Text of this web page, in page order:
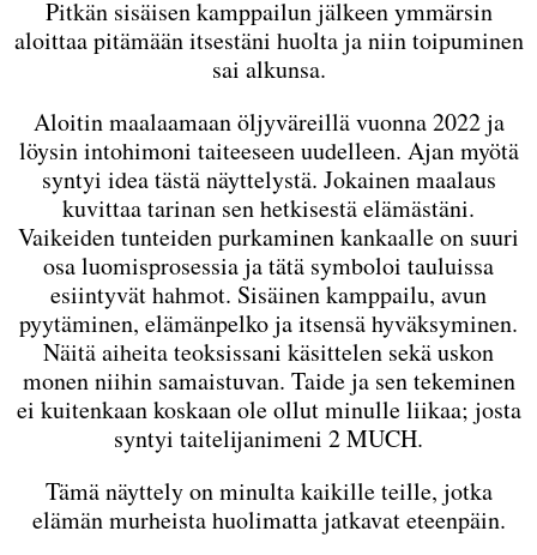
Pitkän sisäisen kamppailun jälkeen ymmärsin
aloittaa pitämään itsestäni huolta ja niin toipuminen
sai alkunsa.
Aloitin maalaamaan öljyväreillä vuonna 2022 ja
löysin intohimoni taiteeseen uudelleen. Ajan myötä
syntyi idea tästä näyttelystä. Jokainen maalaus
kuvittaa tarinan sen hetkisestä elämästäni.
Vaikeiden tunteiden purkaminen kankaalle on suuri
osa luomisprosessia ja tätä symboloi tauluissa
esiintyvät hahmot. Sisäinen kamppailu, avun
pyytäminen, elämänpelko ja itsensä hyväksyminen.
Näitä aiheita teoksissani käsittelen sekä uskon
monen niihin samaistuvan. Taide ja sen tekeminen
ei kuitenkaan koskaan ole ollut minulle liikaa; josta
syntyi taitelijanimeni 2 MUCH.
Tämä näyttely on minulta kaikille teille, jotka
elämän murheista huolimatta jatkavat eteenpäin.